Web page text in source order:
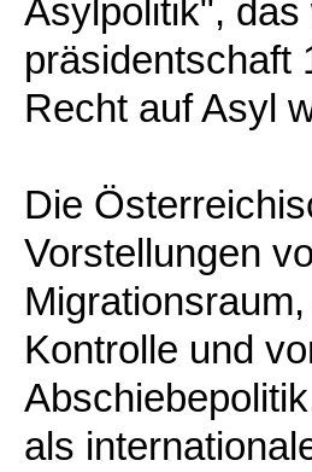
Asylpolitik",
präsidentschaft
Recht auf Asyl
Die
Vorstellungen
Kontrolle und
als